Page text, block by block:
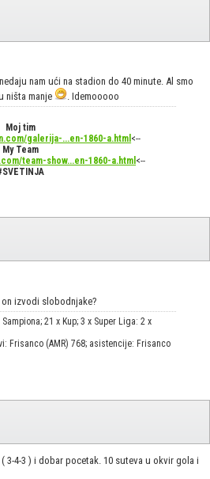
nam ući na stadion do 40 minute. Al smo
ništa manje
. Idemooooo
Moj tim
galerija-...en-1860-a.html <--
My Team
team-show...en-1860-a.html <--
on izvodi slobodnjake?
21 x Kup; 3 x Super Liga: 2 x
Frisanco (AMR) 768; asistencije: Frisanco
3-4-3 ) i dobar pocetak. 10 suteva u okvir gola i